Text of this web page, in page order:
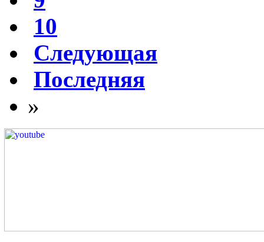
10
Следующая
Последняя
»